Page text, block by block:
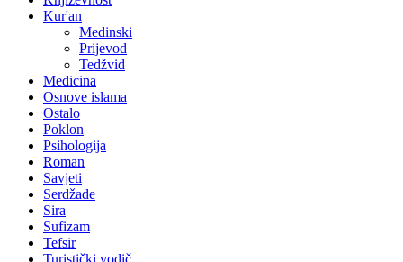
Kur'an
Medinski
Prijevod
Tedžvid
Medicina
Osnove islama
Ostalo
Poklon
Psihologija
Roman
Savjeti
Serdžade
Sira
Sufizam
Tefsir
Turistički vodič